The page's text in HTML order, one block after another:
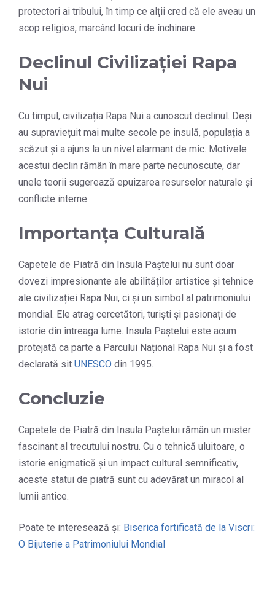
protectori ai tribului, în timp ce alții cred că ele aveau un
scop religios, marcând locuri de închinare.
Declinul Civilizației Rapa
Nui
Cu timpul, civilizația Rapa Nui a cunoscut declinul. Deși
au supraviețuit mai multe secole pe insulă, populația a
scăzut și a ajuns la un nivel alarmant de mic. Motivele
acestui declin rămân în mare parte necunoscute, dar
unele teorii sugerează epuizarea resurselor naturale și
conflicte interne.
Importanța Culturală
Capetele de Piatră din Insula Paștelui nu sunt doar
dovezi impresionante ale abilităților artistice și tehnice
ale civilizației Rapa Nui, ci și un simbol al patrimoniului
mondial. Ele atrag cercetători, turiști și pasionați de
istorie din întreaga lume. Insula Paștelui este acum
protejată ca parte a Parcului Național Rapa Nui și a fost
declarată sit UNESCO din 1995.
Concluzie
Capetele de Piatră din Insula Paștelui rămân un mister
fascinant al trecutului nostru. Cu o tehnică uluitoare, o
istorie enigmatică și un impact cultural semnificativ,
aceste statui de piatră sunt cu adevărat un miracol al
lumii antice.
Poate te interesează și: Biserica fortificată de la Viscri:
O Bijuterie a Patrimoniului Mondial